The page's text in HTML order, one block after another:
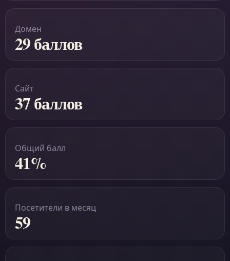
Домен
29 баллов
Сайт
37 баллов
Общий балл
41%
Посетители в месяц
59